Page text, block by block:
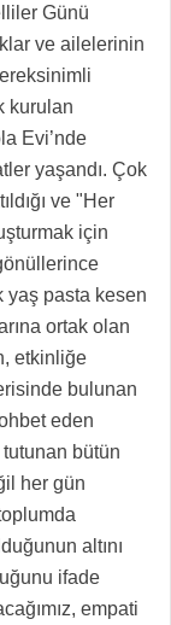
Günü
ve ailelerinin
kurulan
Evi’nde
yaşandı. Çok
ve "Her
için
yaş pasta kesen
ortak olan
etkinliğe
bulunan
eden
bütün
her gün
altını
ifade
empati